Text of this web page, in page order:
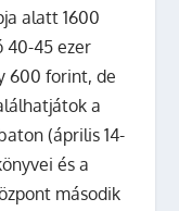
alatt 1600
40-45 ezer
600 forint, de
a
(április 14-
és a
második